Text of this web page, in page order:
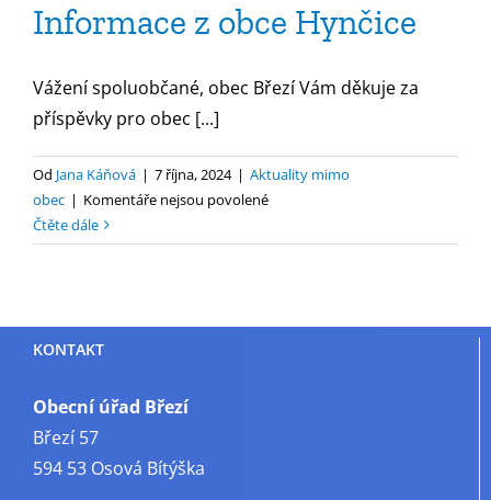
Informace z obce Hynčice
Vážení spoluobčané, obec Březí Vám děkuje za
příspěvky pro obec [...]
Od Jana Káňová | 7 října, 2024 | Aktuality mimo
obec | Komentáře nejsou povolenéu
s
z
Čtěte dále
KONTAKT
Obecní úřad Březí
Březí 57
594 53 Osová Bítýška